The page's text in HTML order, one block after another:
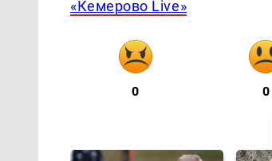
«Кемерово Live»
0 0